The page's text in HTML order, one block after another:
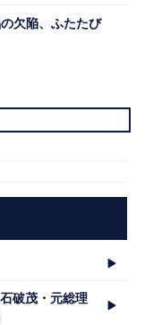
欠陥、ふたたび
破茂・元総理